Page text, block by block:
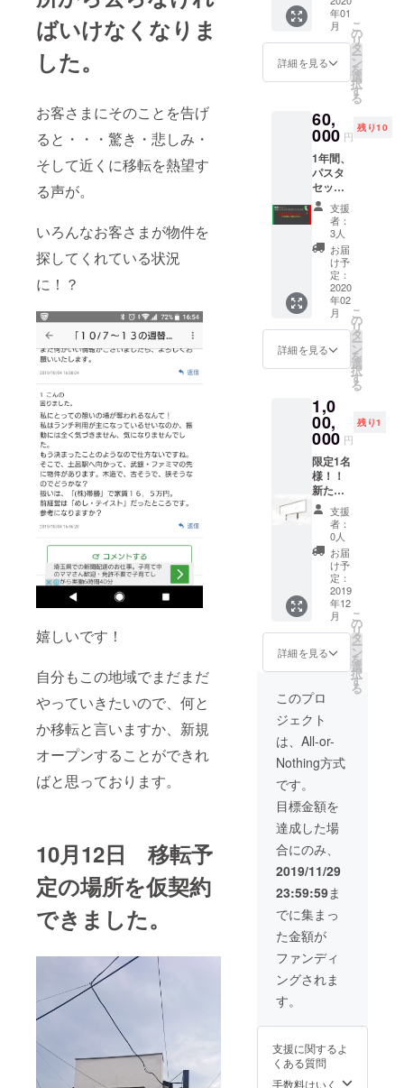
ばいけなくなりま
した。
お客さまにそのことを告げ
ると・・・驚き・悲しみ・
そして近くに移転を熱望す
る声が。
いろんなお客さまが物件を
探してくれている状況
に！？
嬉しいです！
自分もこの地域でまだまだ
やっていきたいので、何と
か移転と言いますか、新規
オープンすることができれ
ばと思っております。
10月12日 移転予
定の場所を仮契約
できました。
までに
お時間
合がご
ざいま
くださ
い。 お
届けの
目安は
メール
にてご
連絡い
たしま
す。
お召し
上がり
を。 解
日以内
にお召
お礼の
手紙を
添え
て。 壁
にサイ
ンでき
る権利
付き。
※支援数
が多い
ときは
お届け
までに
お時間
合がご
ざいま
くださ
い。 お
届けの
目安は
メール
にてご
連絡い
たしま
す。
予約。
期限は
2020年
12月末
まで。
利付き
などそ
の他の
メ
ニュー
は差額
分をお
いただ
ければ
可能で
す。 お
店の壁
にサイ
ンがか
ける権
利付き
期限は
2020年
12月末
まで
可(どな
たで）
自分が
考案し
た又は
を1つメ
ニュー
化いた
しま
す。 (イ
タリア
ンでな
くても
可） 名
前も考
えてく
ださい
ね。 食
材原価
は3,000
円まで
としま
年間100
場合は
ご相談
させて
いただ
きま
す。(新
たに考
案可
能）
ヒット
した
ら、永
遠に語
り継が
れるこ
とで
しょ
う。 壁
る権利
年01
月
詳細を見る
こ
の
リ
タ
ー
ン
を
選
択
す
る
60,
000 円
残り10
1年間、
パスタ
セット
が食べ
放題の
フリー
パス券※
ご来店
された
方限定
オープ
ン日か
ら【サ
ラダ・
パス
(1,100
～1,400
円)】の
セット
が１年
間好き
なだけ
食べら
れま
す。 ラ
ンチ・
ディ
ナー共
に可。
ランチ
コース
などに
変更し
たい場
額をお
支払い
いただ
ければ
可能。
万が
店に
なった
場合は
5,000円
×残月を
払い戻
しま
す。 壁
にサイ
ンでき
る権利
付き
支援
者：
3人
お届
け予
定：
2020
年02
月
詳細を見る
こ
の
リ
タ
ー
ン
を
選
択
す
る
1,0
00,
000 円
残り1
限定1名
様！！
新たな
店名を
決定す
ること
ができ
る権利
＆1年間
パスタ
セット
食べ放
題＆お
店の皿
もしく
は壁に1
番にサ
インで
きる権
利。※ご
来店で
きる方
るので
新たな
お店に
相応し
い名前
を考案
してい
ただき
たいで
す。(商
標登録
に引っ
かから
②オー
から1年
間、
【サラ
支援
者：
0人
お届
け予
定：
2019
年12
月
詳細を見る
こ
の
リ
タ
ー
ン
を
選
択
す
る
このプロ
ジェクト
は、All-or-
Nothing方式
です。
目標金額を
達成した場
合にのみ、
2019/11/29
23:59:59ま
でに集まっ
た金額が
ファンディ
ングされま
す。
支援に関するよ
くある質問
手数料はいく